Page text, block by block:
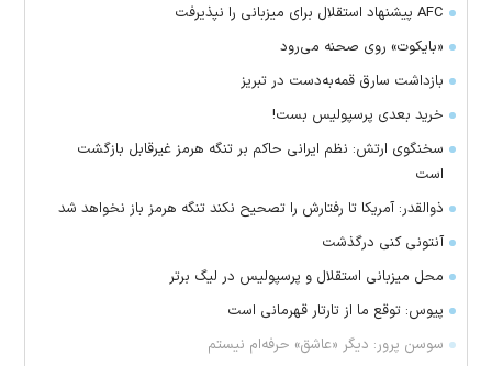
AFC پیشنهاد استقلال برای میزبانی را نپذیرفت
«بایکوت» روی صحنه می‌رود
بازداشت سارق قمه‌به‌دست در تبریز
خرید بعدی پرسپولیس بست!
سخنگوی ارتش: نظم ایرانی حاکم بر تنگه هرمز غیرقابل بازگشت
است
ذوالقدر: آمریکا تا رفتارش را تصحیح نکند تنگه هرمز باز نخواهد شد
آنتونی کنی درگذشت
محل میزبانی استقلال و پرسپولیس در لیگ برتر
پیوس: توقع ما از تارتار قهرمانی است
سوسن پرور: دیگر «عاشق» حرفه‌ام نیستم